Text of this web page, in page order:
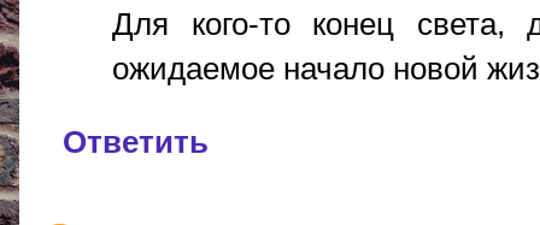
Для кого-то конец света,
ожидаемое начало новой
Ответить